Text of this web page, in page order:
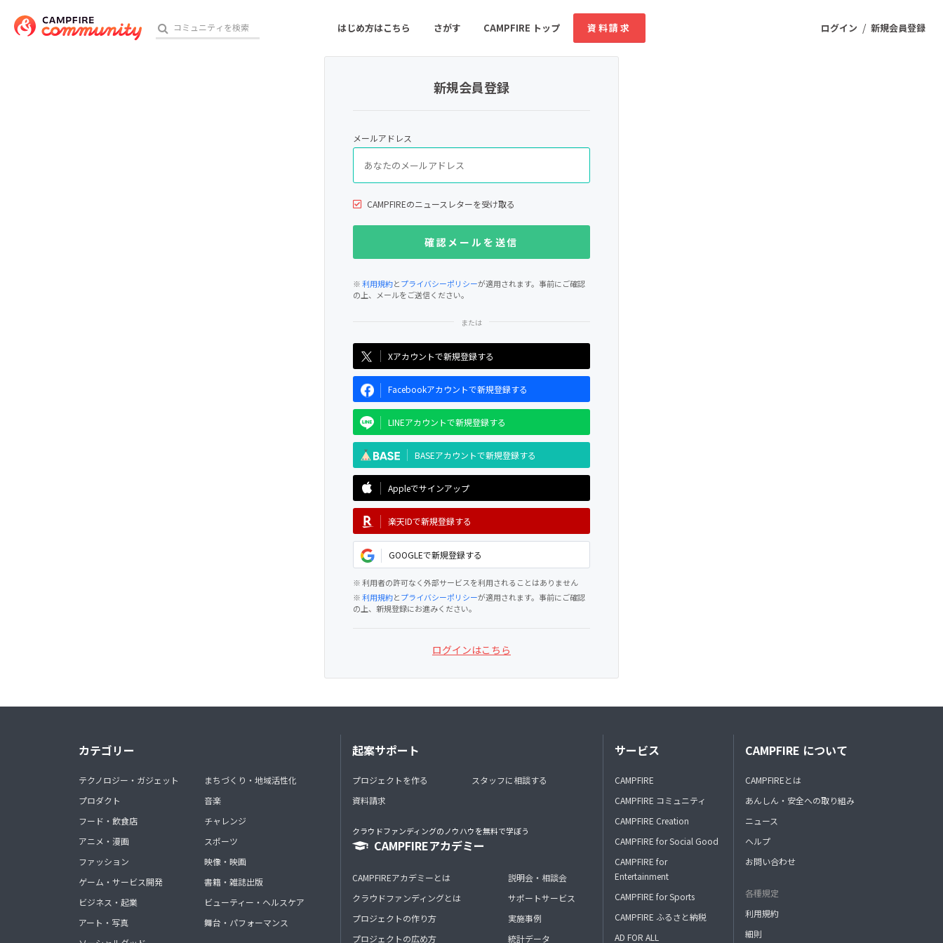
ログイン / 新規会員登録
はじめ方はこちら さがす CAMPFIRE トップ 資料請求
ゲーム・サービス開発
書籍・雑誌出版 アニメ・漫画
ソーシャルグッド ビューティー・ヘルスケア
新規会員登録
メールアドレス
CAMPFIREのニュースレターを受け取る
※利用規約とプライバシーポリシーが適用されます。事前にご確認
の上、メールをご送信ください。
Xアカウントで新規登録する
Facebookアカウントで新規登録する
LINEアカウントで新規登録する
BASEアカウントで新規登録する
Appleでサインアップ
楽天IDで新規登録する
GOOGLEで新規登録する
※ 利用者の許可なく外部サービスを利用されることはありません
※利用規約とプライバシーポリシーが適用されます。事前にご確認
の上、新規登録にお進みください。
ログインはこちら
カテゴリー
テクノロジー・ガジェット
プロダクト
フード・飲食店
アニメ・漫画
ファッション
ゲーム・サービス開発
ビジネス・起業
アート・写真
まちづくり・地域活性化
音楽
チャレンジ
スポーツ
映像・映画
書籍・雑誌出版
ビューティー・ヘルスケア
舞台・パフォーマンス
起案サポート
プロジェクトを作る
資料請求
スタッフに相談する
クラウドファンディングのノウハウを無料で学ぼう
CAMPFIREアカデミー
CAMPFIREアカデミーとは
クラウドファンディングとは
プロジェクトの作り方
プロジェクトの広め方
説明会・相談会
サポートサービス
実施事例
統計データ
サービス
CAMPFIRE
CAMPFIRE コミュニティ
CAMPFIRE Creation
CAMPFIRE for Social Good
CAMPFIRE for
Entertainment
CAMPFIRE for Sports
CAMPFIRE ふるさと納税
AD FOR ALL
CAMPFIRE について
CAMPFIREとは
あんしん・安全への取り組み
ニュース
ヘルプ
お問い合わせ
各種規定
利用規約
細則